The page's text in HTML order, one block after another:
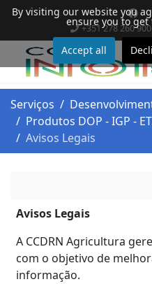
+351 278 260 900
Serviços
Produtos DOP - IGP -
Avisos Legais
Avisos Legais
A CCDRN Agricultura
com o objetivo de
informação.
By visiting our website you
ensure you to get
Accept all